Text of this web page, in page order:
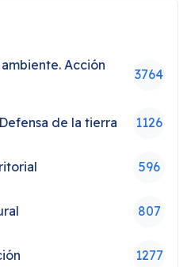
Acción
3764
de la tierra 1126
596
807
1277